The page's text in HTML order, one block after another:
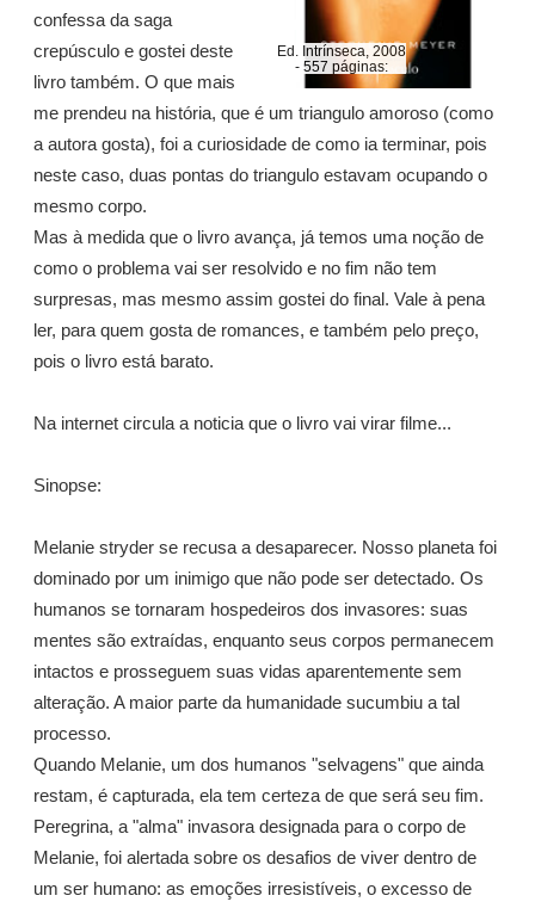
Ed. Intrínseca, 2008
- 557 páginas:
confessa da saga
crepúsculo e gostei deste
livro também. O que mais
me prendeu na história, que é um triangulo amoroso (como
a autora gosta), foi a curiosidade de como ia terminar, pois
neste caso, duas pontas do triangulo estavam ocupando o
mesmo corpo.
Mas à medida que o livro avança, já temos uma noção de
como o problema vai ser resolvido e no fim não tem
surpresas, mas mesmo assim gostei do final. Vale à pena
ler, para quem gosta de romances, e também pelo preço,
pois o livro está barato.
Na internet circula a noticia que o livro vai virar filme...
Sinopse:
Melanie stryder se recusa a desaparecer. Nosso planeta foi
dominado por um inimigo que não pode ser detectado. Os
humanos se tornaram hospedeiros dos invasores: suas
mentes são extraídas, enquanto seus corpos permanecem
intactos e prosseguem suas vidas aparentemente sem
alteração. A maior parte da humanidade sucumbiu a tal
processo.
Quando Melanie, um dos humanos "selvagens" que ainda
restam, é capturada, ela tem certeza de que será seu fim.
Peregrina, a "alma" invasora designada para o corpo de
Melanie, foi alertada sobre os desafios de viver dentro de
um ser humano: as emoções irresistíveis, o excesso de